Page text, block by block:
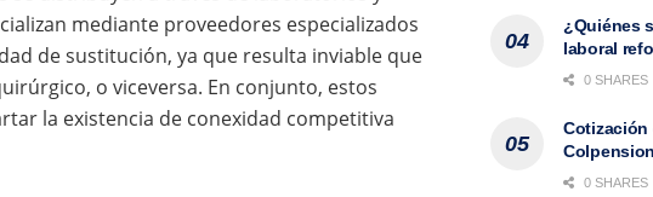
mediante proveedores especializados
de sustitución, ya que resulta inviable que
o viceversa. En conjunto, estos
la existencia de conexidad competitiva
¿Quiénes
laboral
0 SHARES
Cotización
0 SHARES